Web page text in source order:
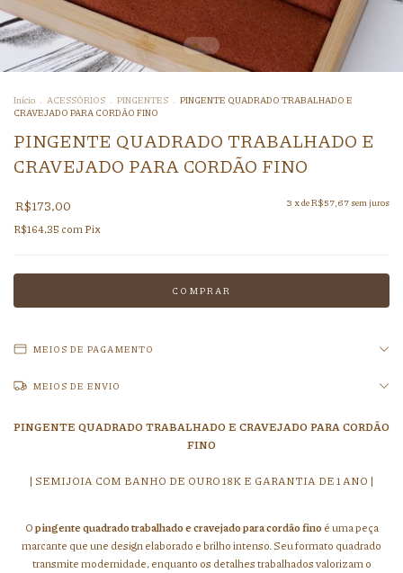
Início . ACESSÓRIOS . PINGENTES . PINGENTE QUADRADO TRABALHADO E
CRAVEJADO PARA CORDÃO FINO
PINGENTE QUADRADO TRABALHADO E
CRAVEJADO PARA CORDÃO FINO
R$173,00 3 x deR$57,67 sem juros
R$164,35 comPix
MEIOS DE PAGAMENTO
MEIOS DE ENVIO
PINGENTE QUADRADO TRABALHADO E CRAVEJADO PARA CORDÃO
FINO
| SEMIJOIA COM BANHO DE OURO 18K E GARANTIA DE 1 ANO |
Opingente quadrado trabalhado e cravejado para cordão fino é uma peça
marcante que une design elaborado e brilho intenso. Seu formato quadrado
transmite modernidade, enquanto os detalhes trabalhados valorizam o